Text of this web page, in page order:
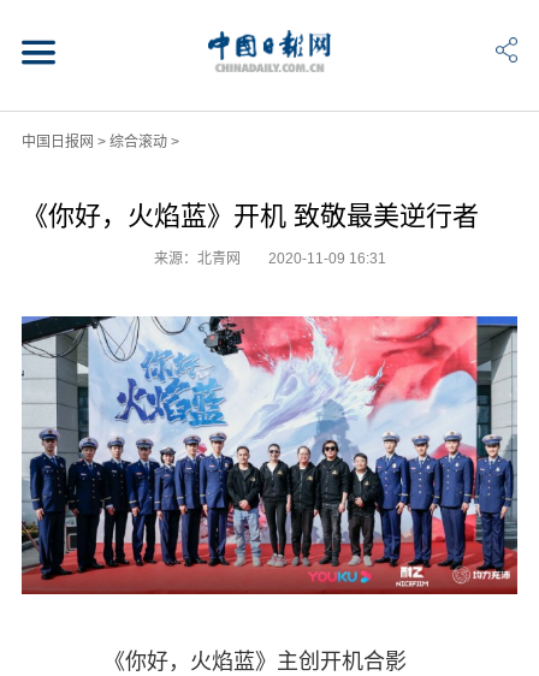
中国日报网 > 综合滚动>
《你好，火焰蓝》开机 致敬最美逆行者
来源：北青网 2020-11-09 16:31
《你好，火焰蓝》主创开机合影